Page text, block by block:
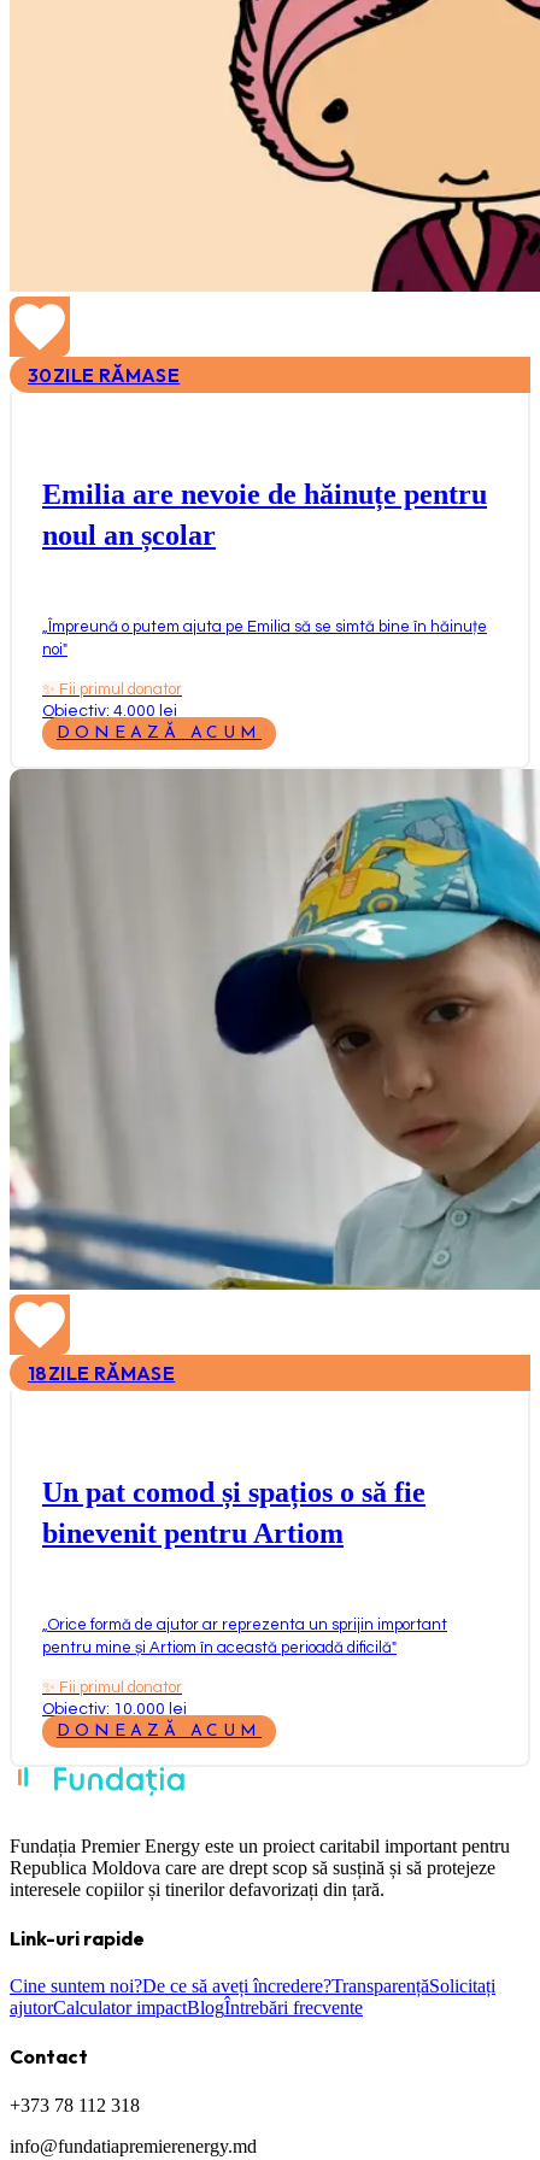
30ZILE RĂMASE
Emilia are nevoie de hăinuțe pentru
noul an școlar
Împreună o putem ajuta pe Emilia să se simtă bine în hăinuțe
noi"
✨ Fii primul donator
Obiectiv: 4.000 lei
DONEAZĂ ACUM
18ZILE RĂMASE
Un pat comod și spațios o să fie
binevenit pentru Artiom
Orice formă de ajutor ar reprezenta un sprijin important
pentru mine și Artiom în această perioadă dificilă"
✨ Fii primul donator
Obiectiv: 10.000 lei
DONEAZĂ ACUM
Fundația Premier Energy este un proiect caritabil important pentru
Republica Moldova care are drept scop să susțină și să protejeze
interesele copiilor și tinerilor defavorizați din țară.
Link-uri rapide
Cine suntem noi?De ce să aveți încredere?TransparențăSolicitați
ajutorCalculator impactBlogÎntrebări frecvente
Contact
+373 78 112 318
info@fundatiapremierenergy.md